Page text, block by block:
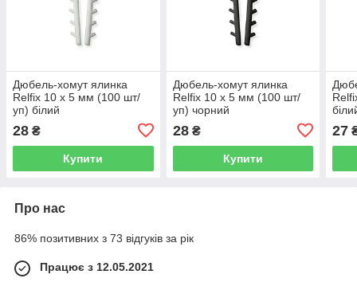
Дюбель-хомут ялинка
Relfix 10 x 5 мм (100 шт/
уп) білий
28 ₴
Купити
Дюбель-хомут ялинка
Relfix 10 x 5 мм (100 шт/
уп) чорний
28₴
Купити
27
Про нас
86% позитивних з 73 відгуків за рік
Працює з 12.05.2021